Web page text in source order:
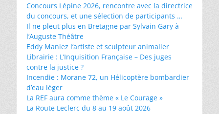
Concours Lépine 2026, rencontre avec la directrice
du concours, et une sélection de participants …
Il ne pleut plus en Bretagne par Sylvain Gary à
l’Auguste Théâtre
Eddy Maniez l’artiste et sculpteur animalier
Librairie : L’Inquisition Française – Des juges
contre la justice ?
Incendie : Morane 72, un Hélicoptère bombardier
d’eau léger
La REF aura comme thème « Le Courage »
La Route Leclerc du 8 au 19 août 2026